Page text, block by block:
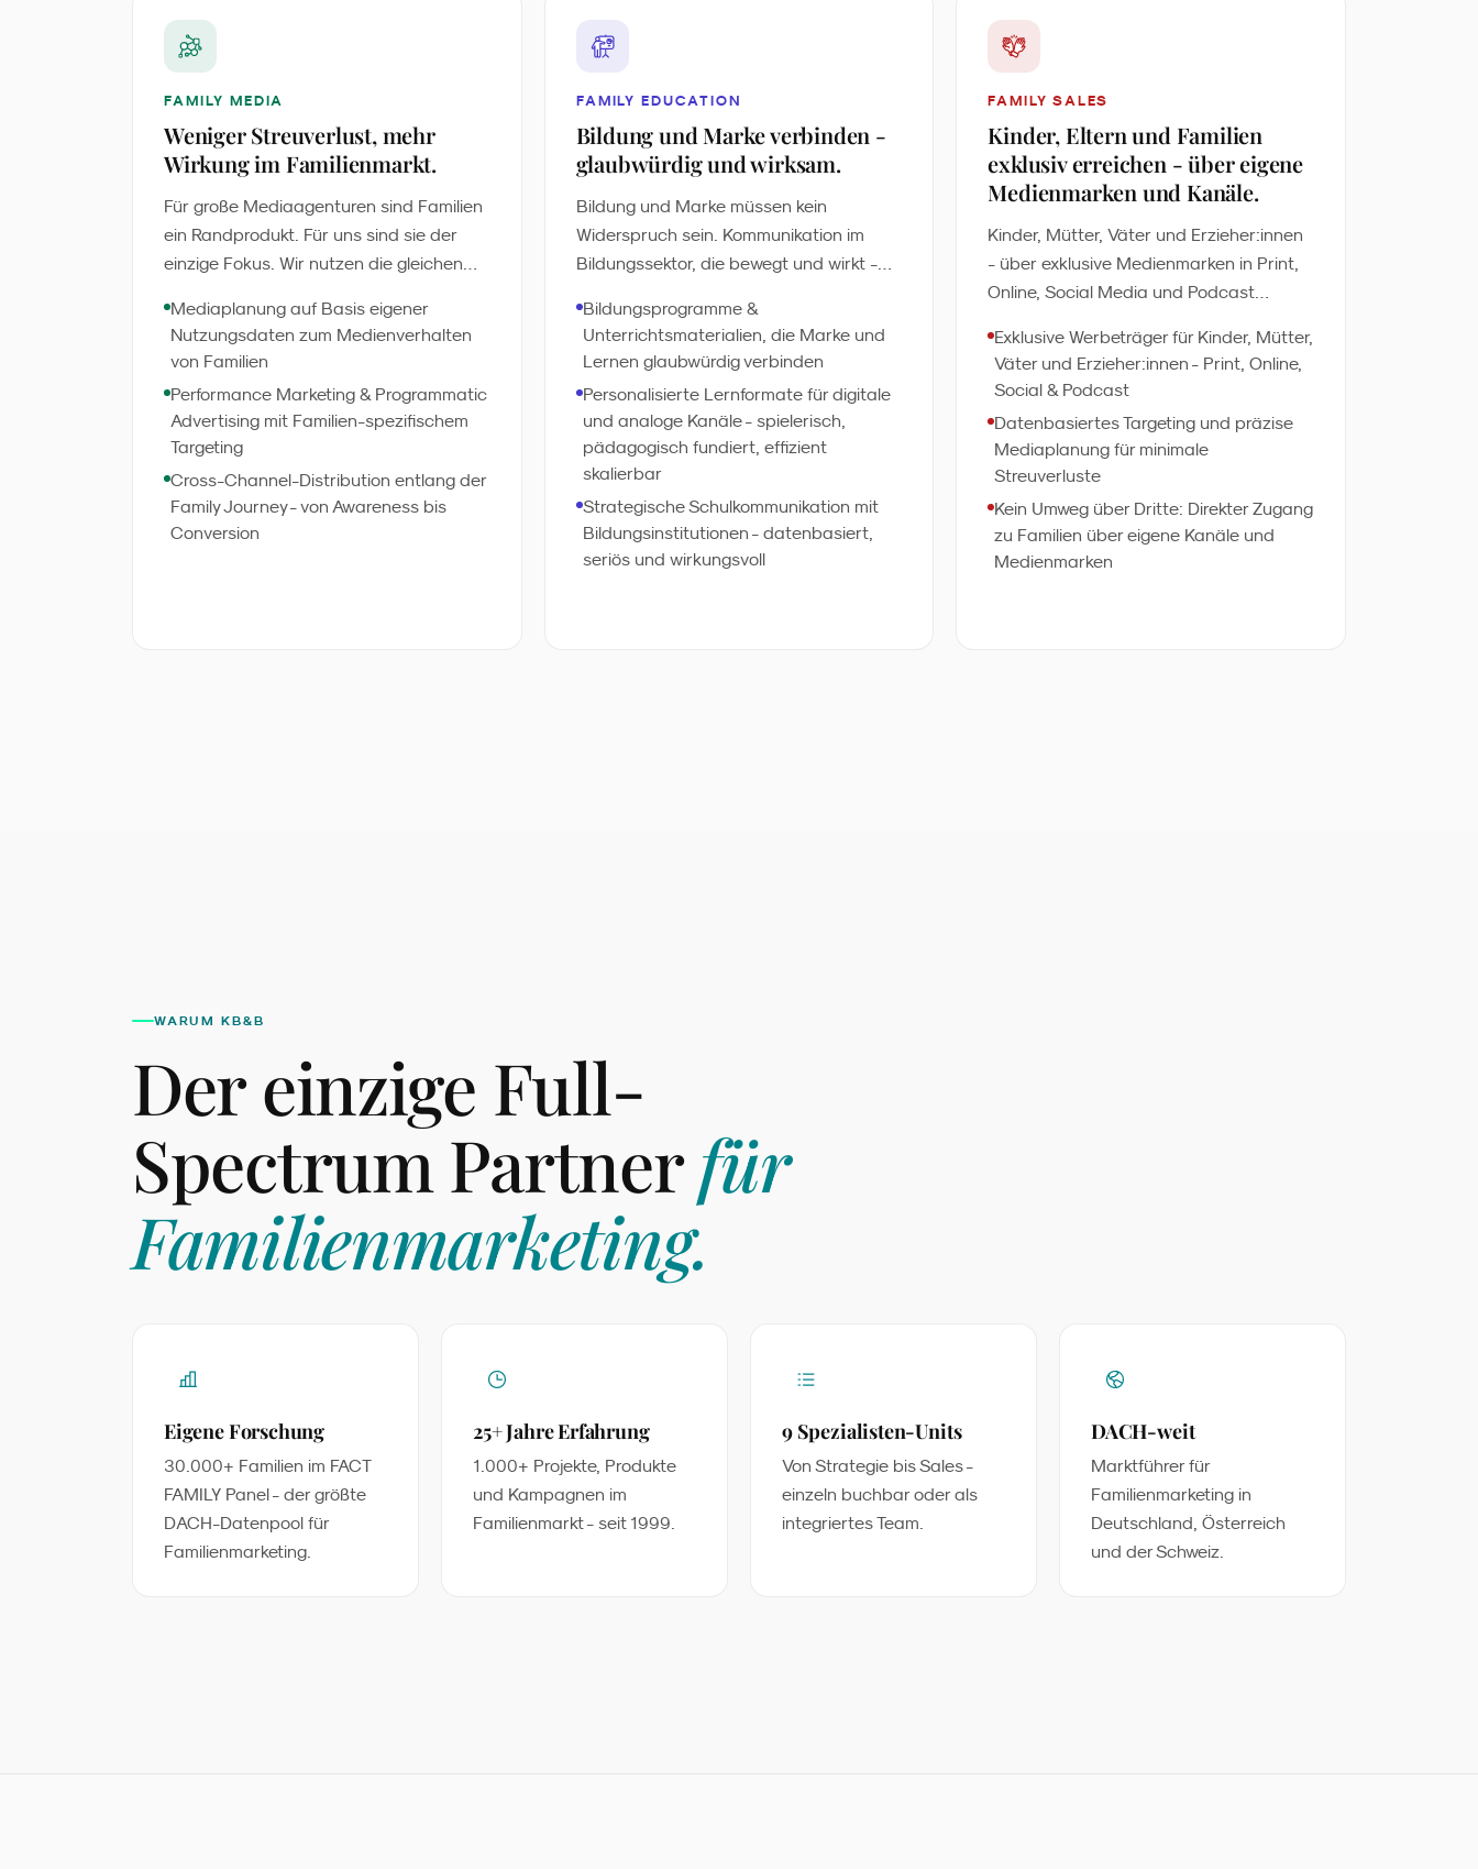
FAMILY MEDIA
Weniger Streuverlust, mehr
Wirkung im Familienmarkt.
Für große Mediaagenturen sind Familien
ein Randprodukt. Für uns sind sie der
einzige Fokus. Wir nutzen die gleichen
aber mit 25 Jahren Zielgruppenwissen,
das kein Generalist hat. Das Ergebnis:
investierten Euro.
Mediaplanung auf Basis eigener
Nutzungsdaten zum Medienverhalten
von Familien
Performance Marketing & Programmatic
Advertising mit Familien-spezifischem
Targeting
Cross-Channel-Distribution entlang der
Family Journey - von Awareness bis
Conversion
FAMILY EDUCATION
Bildung und Marke verbinden -
glaubwürdig und wirksam.
Bildung und Marke müssen kein
Widerspruch sein. Kommunikation im
Bildungssektor, die bewegt und wirkt -
Automatisierte Anpassung an
verschiedene Altersgruppen,
personalisierte Lernpfade und
datenbasierte Wirkungsmessung
machen Ihre Bildungskommunikation
präziser und effizienter.
Bildungsprogramme &
Unterrichtsmaterialien, die Marke und
Lernen glaubwürdig verbinden
Personalisierte Lernformate für digitale
und analoge Kanäle - spielerisch,
pädagogisch fundiert, effizient
skalierbar
Strategische Schulkommunikation mit
Bildungsinstitutionen - datenbasiert,
seriös und wirkungsvoll
FAMILY SALES
Kinder, Eltern und Familien
exklusiv erreichen - über eigene
Medienmarken und Kanäle.
Kinder, Mütter, Väter und Erzieher:innen
- über exklusive Medienmarken in Print,
Online, Social Media und Podcast
einzeln. Ohne Streuverlust, ohne Mittler.
Exklusive Werbeträger für Kinder, Mütter,
Väter und Erzieher:innen - Print, Online,
Social & Podcast
Datenbasiertes Targeting und präzise
Mediaplanung für minimale
Streuverluste
Kein Umweg über Dritte: Direkter Zugang
zu Familien über eigene Kanäle und
Medienmarken
WARUM KB&B
Der einzige Full-
Spectrum Partnerfür
Familienmarketing.
Eigene Forschung
30.000+ Familien im FACT
FAMILY Panel - der größte
DACH-Datenpool für
Familienmarketing.
25+ Jahre Erfahrung
1.000+ Projekte, Produkte
und Kampagnen im
Familienmarkt - seit 1999.
9 Spezialisten-Units
Von Strategie bis Sales -
einzeln buchbar oder als
integriertes Team.
DACH-weit
Marktführer für
Familienmarketing in
Deutschland, Österreich
und der Schweiz.